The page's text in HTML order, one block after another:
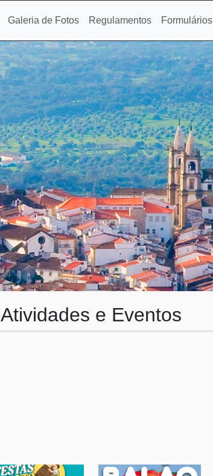
Galeria de Fotos Regulamentos Formulários
Atividades e Eventos